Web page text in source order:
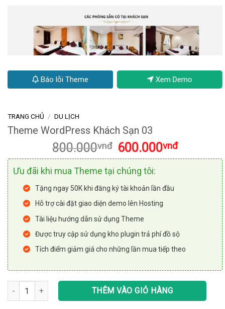
Báo lỗi Theme Xem Demo
TRANG CHỦ / DU LỊCH
Theme WordPress Khách Sạn 03
800.000vnđ Giá
gốc
800.000vnđ.
600.000vnđGiá
Ưu đãi khi mua Theme tại chúng tôi:
Tặng ngay 50K khi đăng ký tài khoản lần đầu
Hỗ trợ cài đặt giao diện demo lên Hosting
Tài liệu hướng dẫn sử dụng Theme
Được truy cập sử dụng kho plugin trả phí đồ sộ
Tích điểm giảm giá cho những lần mua tiếp theo
Theme WordPress Khách Sạn 03 số lượng
THÊM VÀO GIỎ HÀNG